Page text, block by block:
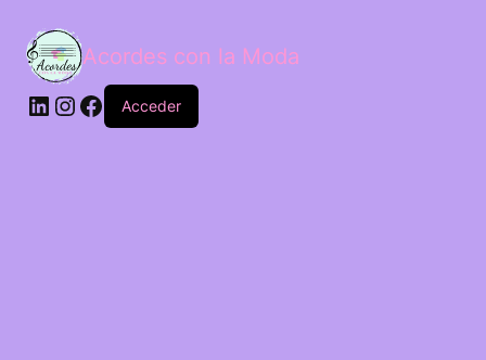
Acordes con la Moda
Acceder